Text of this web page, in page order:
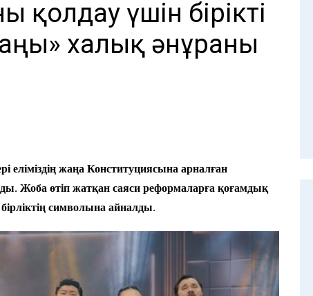
қолдау үшін бірікті
халық әнұраны
еліміздің жаңа Конституциясына арналған
Жоба өтіп жатқан саяси реформаларға қоғамдық
символына айналды.